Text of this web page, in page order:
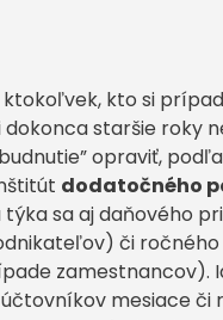
ktokoľvek, kto si
dokonca staršie roky
opraviť,
dodatočného
týka sa aj daňového
či
zamestnancov).
mesiace či